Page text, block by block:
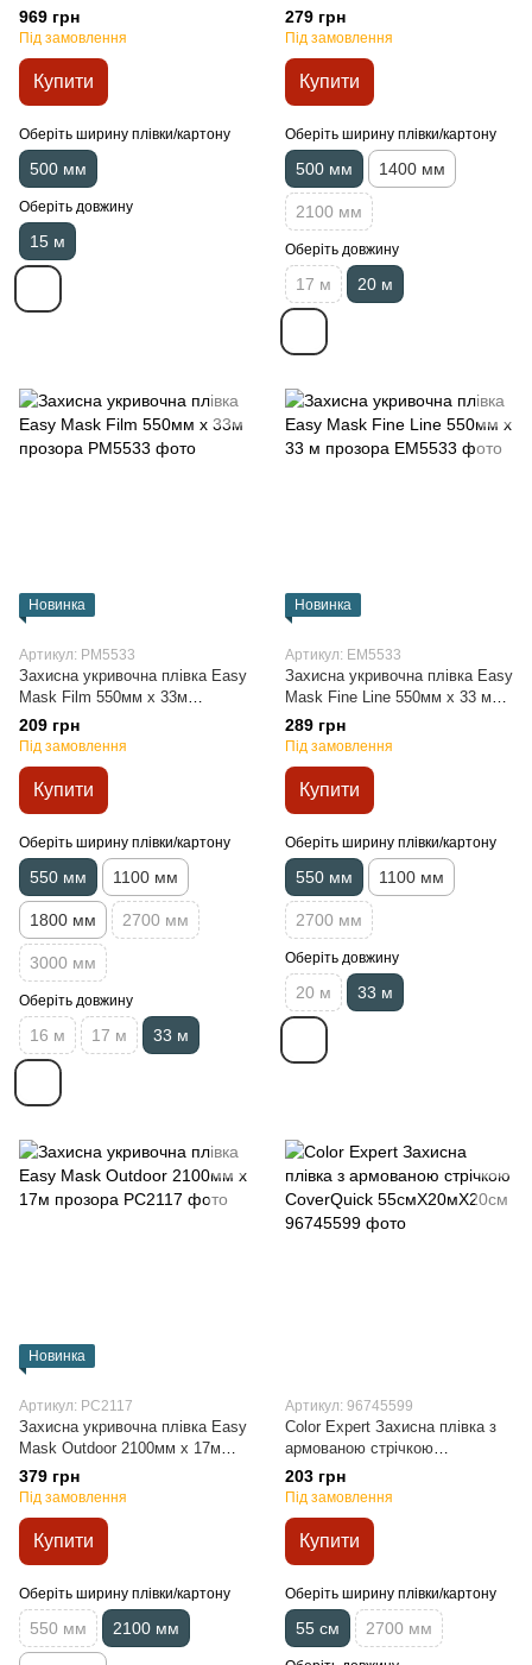
м коричневий
969 грн
Під замовлення
Купити
Оберіть ширину плівки/картону
500 мм
Оберіть довжину
15 м
прозора
279 грн
Під замовлення
Купити
Оберіть ширину плівки/картону
500 мм 1400 мм
2100 мм
Оберіть довжину
17 м 20 м
Новинка
Артикул: PM5533
Захисна укривочна плівка Easy
Mask Film 550мм x 33м
прозора
209 грн
Під замовлення
Купити
Оберіть ширину плівки/картону
550 мм 1100 мм
1800 мм 2700 мм
3000 мм
Оберіть довжину
16 м 17 м 33 м
Новинка
Артикул: EM5533
Захисна укривочна плівка Easy
Mask Fine Line 550мм х 33 м
прозора
289 грн
Під замовлення
Купити
Оберіть ширину плівки/картону
550 мм 1100 мм
2700 мм
Оберіть довжину
20 м 33 м
Новинка
Артикул: PC2117
Захисна укривочна плівка Easy
Mask Outdoor 2100мм х 17м
прозора
379 грн
Під замовлення
Купити
Оберіть ширину плівки/картону
550 мм 2100 мм
Артикул: 96745599
Color Expert Захисна плівка з
армованою стрічкою
CoverQuick 55смХ20мХ20см
203 грн
Під замовлення
Купити
Оберіть ширину плівки/картону
55 см 2700 мм